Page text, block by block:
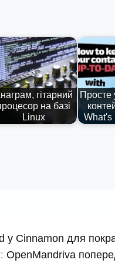
гітарний
на базі
Linux
Просте
What's
у Cinnamon для
OpenMandriva